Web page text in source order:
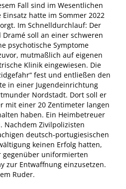
Fall sind im Wesentlichen
hatte im Sommer 2022
Im Schnelldurchlauf: Der
Dramé soll an einer schweren
psychotische Symptome
mutmaßlich auf eigenen
Klinik eingewiesen. Die
fest und entließen den
in einer Jugendeinrichtung
Nordstadt. Dort soll er
mit einer 20 Zentimeter langen
haben. Ein Heimbetreuer
Nachdem Zivilpolizisten
deutsch-portugiesischen
keinen Erfolg hatten,
gegenüber uniformierten
zur Entwaffnung einzusetzen.
Ruder.